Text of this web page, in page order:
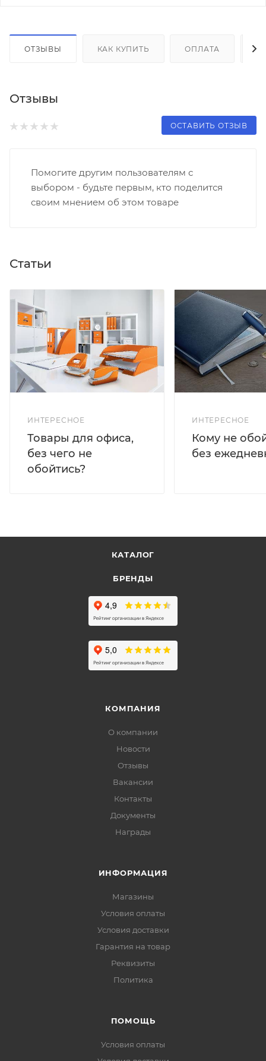
ОТЗЫВЫ КАК КУПИТЬ ОПЛАТА
Отзывы
ОСТАВИТЬ ОТЗЫВ
Помогите другим пользователям с
выбором - будьте первым, кто поделится
своим мнением об этом товаре
Статьи
ИНТЕРЕСНОЕ
Товары для офиса,
без чего не
обойтись?
ИНТЕРЕСНОЕ
Кому не
без
КАТАЛОГ
БРЕНДЫ
КОМПАНИЯ
О компании
Новости
Отзывы
Вакансии
Контакты
Документы
Награды
ИНФОРМАЦИЯ
Магазины
Условия оплаты
Условия доставки
Гарантия на товар
Реквизиты
Политика
ПОМОЩЬ
Условия оплаты